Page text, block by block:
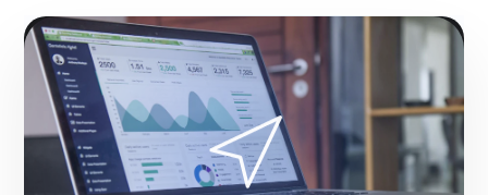
Desde nuestra experiencia, impactamos
al consumidor en movimiento mediante
segmentación hiperlocal.
Implementamos formatos de Pines
Patrocinados, Takeovers en semáforos y